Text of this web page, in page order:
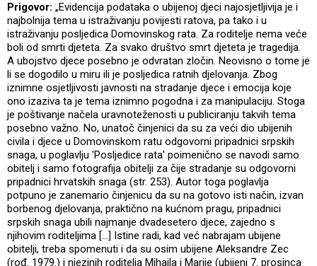
Prigovor: „Evidencija podataka o ubijenoj djeci najosjetljivija je i
najbolnija tema u istraživanju povijesti ratova, pa tako i u
istraživanju posljedica Domovinskog rata. Za roditelje nema veće
boli od smrti djeteta. Za svako društvo smrt djeteta je tragedija.
A ubojstvo djece posebno je odvratan zločin. Neovisno o tome je
li se dogodilo u miru ili je posljedica ratnih djelovanja. Zbog
iznimne osjetljivosti javnosti na stradanje djece i emocija koje
ono izaziva ta je tema iznimno pogodna i za manipulaciju. Stoga
je poštivanje načela uravnoteženosti u publiciranju takvih tema
posebno važno. No, unatoč činjenici da su za veći dio ubijenih
civila i djece u Domovinskom ratu odgovorni pripadnici srpskih
snaga, u poglavlju 'Posljedice rata' poimenično se navodi samo
obitelj i samo fotografija obitelji za čije stradanje su odgovorni
pripadnici hrvatskih snaga (str. 253). Autor toga poglavlja
potpuno je zanemario činjenicu da su na gotovo isti način, izvan
borbenog djelovanja, praktično na kućnom pragu, pripadnici
srpskih snaga ubili najmanje dvadesetero djece, zajedno s
njihovim roditeljima […] Istine radi, kad već nabrajam ubijene
obitelji, treba spomenuti i da su osim ubijene Aleksandre Zec
(rođ. 1979.) i njezinih roditelja Mihajla i Marije (ubijeni 7. prosinca